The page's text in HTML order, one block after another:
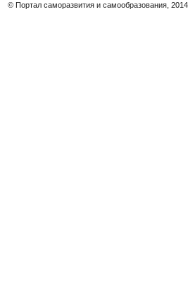
© Портал саморазвития и самообразования, 2014